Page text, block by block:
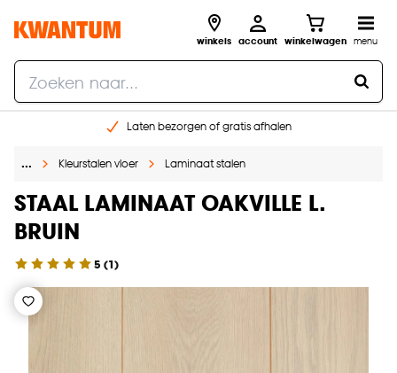
winkels account winkelwagen menu
Laten bezorgen of gratis afhalen
Gratis raam advies en opmeten aan huis
… Kleurstalen vloer Laminaat stalen
STAAL LAMINAAT OAKVILLE L.
BRUIN
5 (1)